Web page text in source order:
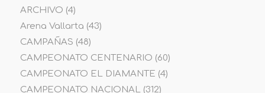
ARCHIVO (4)
Arena Vallarta (43)
CAMPAÑAS (48)
CAMPEONATO CENTENARIO (60)
CAMPEONATO EL DIAMANTE (4)
CAMPEONATO NACIONAL(312)